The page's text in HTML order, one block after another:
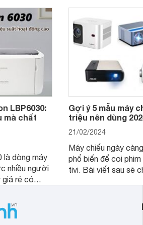
LBP6030:
mà chất
là dòng máy
nhiều người
giá rẻ có
in Canon
bạn hiểu
Gợi ý 5 mẫu máy
triệu nên dùng
21/02/2024
Máy chiếu ngày
phổ biến để coi
tivi. Bài viết sau sẽ chia sẻ cho bạn 5